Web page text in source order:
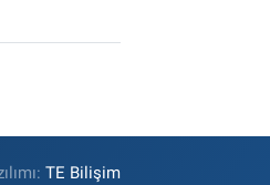
TE Bilişim